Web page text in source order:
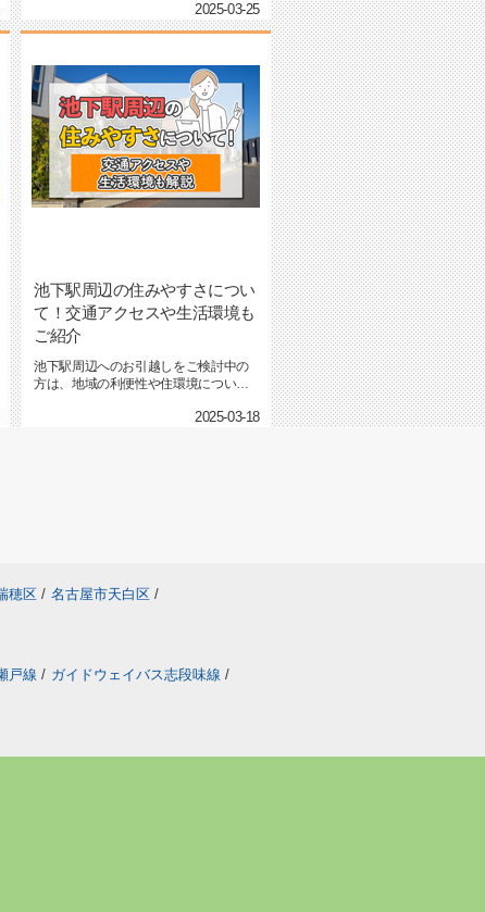
2025-03-25
池下駅周辺の住みやすさについ
て！交通アクセスや生活環境も
ご紹介
池下駅周辺へのお引越しをご検討中の
方は、地域の利便性や住環境について
2025-03-18
穂区 / 名古屋市天白区 /
戸線 / ガイドウェイバス志段味線 /